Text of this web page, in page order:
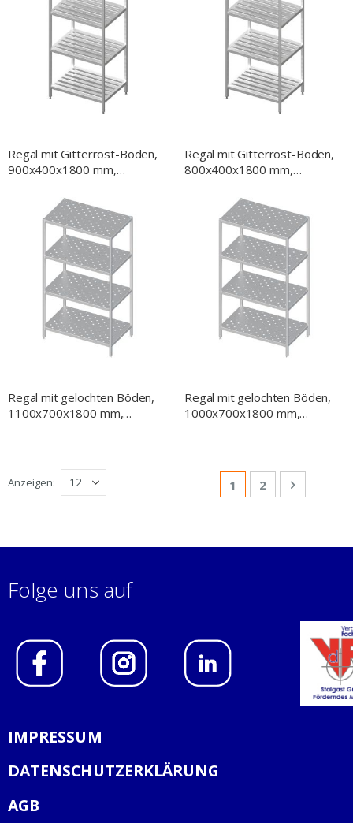
Regal mit Gitterrost-Böden,
900x400x1800 mm,
Regal mit Gitterrost-Böden,
800x400x1800 mm,
Regal mit gelochten Böden,
1100x700x1800 mm,
Regal mit gelochten Böden,
1000x700x1800 mm,
Sie lesen gerade
1 Seite
2 Seite
Weiter
Anzeigen
Folge uns auf
IMPRESSUM
DATENSCHUTZERKLÄRUNG
AGB